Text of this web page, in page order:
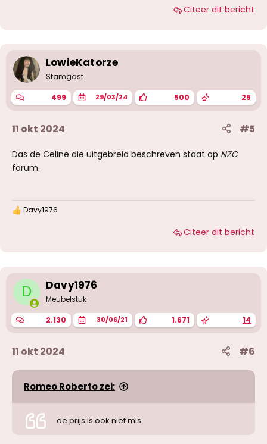
Citeer dit bericht
LowieKatorze
Stamgast
499 29/03/24 500 25
11 okt 2024 #5
Das de Celine die uitgebreid beschreven staat op NZC
forum.
W
n
g
n
:
Davy1976
Citeer dit bericht
D Davy1976
Meubelstuk
2.130 30/06/21 1.671 14
11 okt 2024 #6
Romeo Roberto zei:
de prijs is ook niet mis